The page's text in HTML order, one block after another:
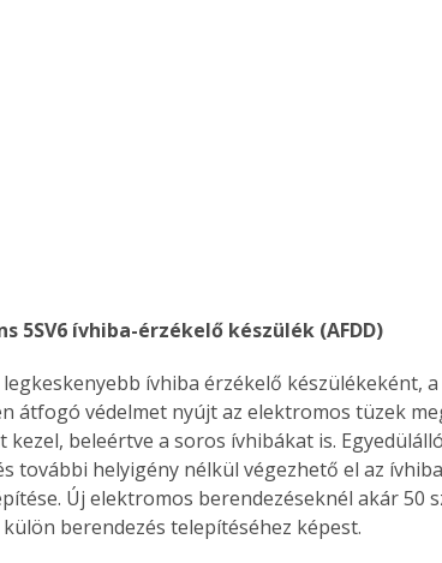
5SV6 ívhiba-érzékelő készülék (AFDD)
átfogó védelmet nyújt az elektromos tüzek
kezel, beleértve a soros ívhibákat is.
további helyigény nélkül végezhető el az
Új elektromos berendezéseknél akár 50
berendezés telepítéséhez képest.